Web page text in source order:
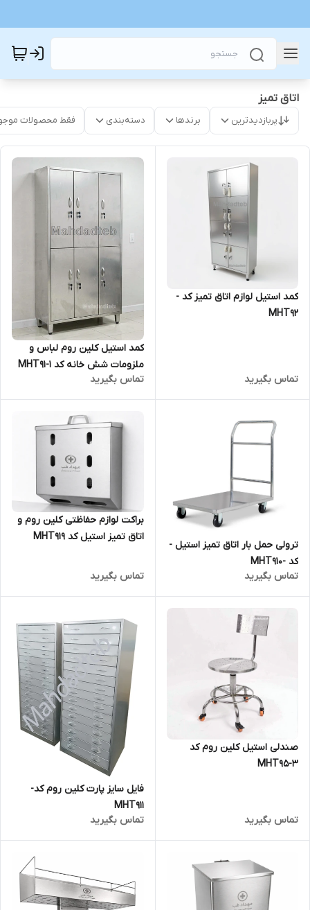
اتاق تمیز
پربازدیدترین برندها دسته‌بندی فقط محصولات
کمد استیل لوازم اتاق تمیز کد -
MHT92
تماس بگیرید
کمد استیل کلین روم لباس و
ملزومات شش خانه کد MHT91-1
تماس بگیرید
ترولی حمل بار اتاق تمیز استیل -
کد -MHT910
تماس بگیرید
براکت لوازم حفاظتی کلین روم و
اتاق تمیز استیل کد MHT919
تماس بگیرید
صندلی استیل کلین روم کد
MHT95-3
تماس بگیرید
فایل سایز پارت کلین روم کد-
MHT911
تماس بگیرید